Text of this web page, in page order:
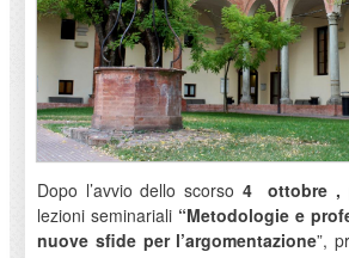
Dopo l’avvio dello scorso 4 ottobre ,
lezioni seminariali “Metodologie e
nuove sfide per l’argomentazione”,